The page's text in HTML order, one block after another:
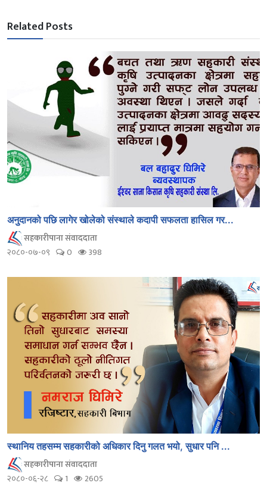
Related Posts
अनुदानको पछि लागेर खोलेको संस्थाले कदापी सफलता हासिल गर...
सहकारीपाना संवाददाता
२०८०-०७-०९
0 398
स्थानिय तहसम्म सहकारीको अधिकार दिनु गलत भयो, सुधार पनि ...
सहकारीपाना संवाददाता
२०८०-०६-२८
1 2605